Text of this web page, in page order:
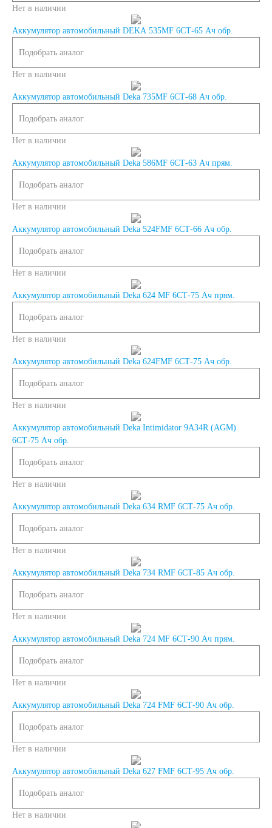
250 А/ч
Аккумуляторы по
Аккумуляторы
Аккумуляторы EFB
AGM
Аккумуляторы по стране
изготовлении
Япония
Южная Корея
Чехия
США
Словения
Россия
Беларусь
Казахстан
Индия
Германия
Нет в наличии
Аккумулятор автомобильный DEKA 535MF 6СТ-65 Ач обр.
Подобрать аналог
Нет в наличии
Аккумулятор автомобильный Deka 735MF 6СТ-68 Ач обр.
Подобрать аналог
Нет в наличии
Аккумулятор автомобильный Deka 586MF 6СТ-63 Ач прям.
Подобрать аналог
Нет в наличии
Аккумулятор автомобильный Deka 524FMF 6СТ-66 Ач обр.
Подобрать аналог
Нет в наличии
Аккумулятор автомобильный Deka 624 MF 6СТ-75 Ач прям.
Подобрать аналог
Нет в наличии
Аккумулятор автомобильный Deka 624FMF 6СТ-75 Ач обр.
Подобрать аналог
Нет в наличии
Аккумулятор автомобильный Deka Intimidator 9A34R (AGM)
6СТ-75 Ач обр.
Подобрать аналог
Нет в наличии
Аккумулятор автомобильный Deka 634 RMF 6СТ-75 Ач обр.
Подобрать аналог
Нет в наличии
Аккумулятор автомобильный Deka 734 RMF 6СТ-85 Ач обр.
Подобрать аналог
Нет в наличии
Аккумулятор автомобильный Deka 724 MF 6СТ-90 Ач прям.
Подобрать аналог
Нет в наличии
Аккумулятор автомобильный Deka 724 FMF 6СТ-90 Ач обр.
Подобрать аналог
Нет в наличии
Аккумулятор автомобильный Deka 627 FMF 6СТ-95 Ач обр.
Подобрать аналог
Нет в наличии